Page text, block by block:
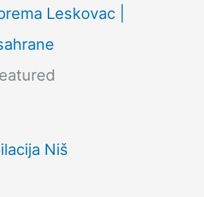
Leskovac |
Niš